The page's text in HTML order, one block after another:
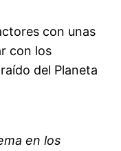
con unas
con los
del Planeta
en los